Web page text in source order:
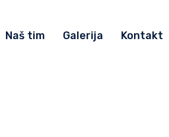
Naš tim Galerija Kontakt